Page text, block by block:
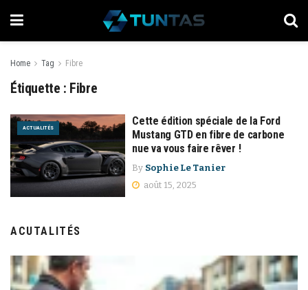
Home Tag Fibre
Étiquette : Fibre
ACTUALITÉS
Cette édition spéciale de la Ford
Mustang GTD en fibre de carbone
nue va vous faire rêver !
By Sophie Le Tanier
août 15, 2025
ACUTALITÉS